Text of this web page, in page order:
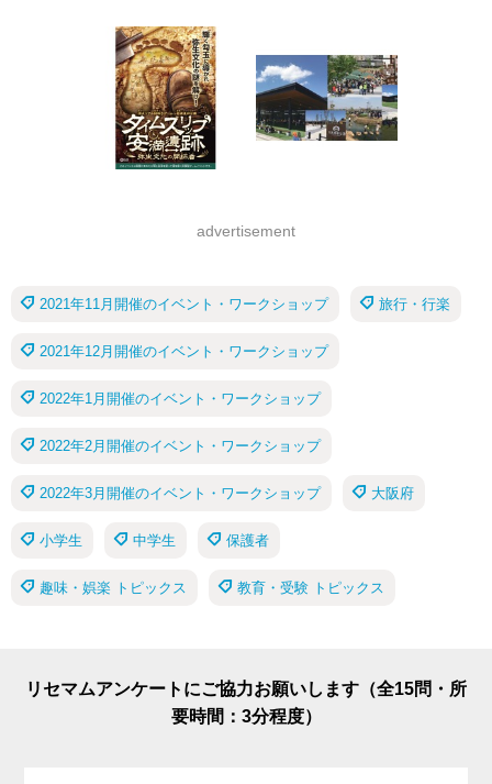
advertisement
2021年11月開催のイベント・ワークショップ 旅行・行楽
2021年12月開催のイベント・ワークショップ
2022年1月開催のイベント・ワークショップ
2022年2月開催のイベント・ワークショップ
2022年3月開催のイベント・ワークショップ 大阪府
小学生 中学生 保護者
趣味・娯楽 トピックス 教育・受験 トピックス
リセマムアンケートにご協力お願いします（全15問・所
要時間：3分程度）